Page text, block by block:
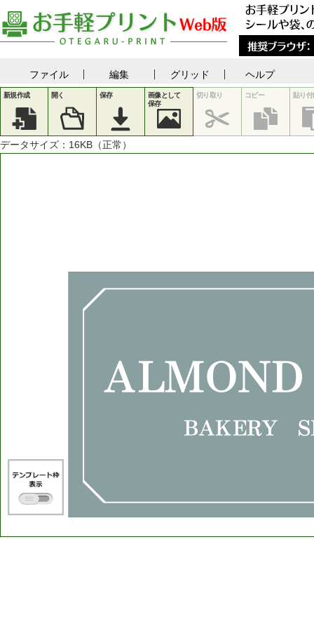
ファイル 編集 グリッド ヘルプ
新規作成 開く 保存
画像として
保存
切り取り コピー 貼り付
データサイズ： 16KB（正常）
ALMOND
BAKERY